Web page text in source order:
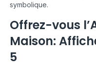
symbolique.
Offrez-vous
Maison:
5